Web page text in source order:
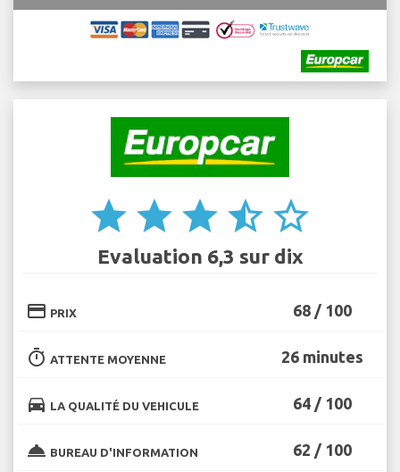
star star star star_half star_border
Evaluation 6,3 sur dix
credit_card PRIX 68 / 100
timer ATTENTE MOYENNE 26 minutes
directions_car LA QUALITÉ DU VEHICULE 64 / 100
room_service BUREAU D'INFORMATION 62 / 100